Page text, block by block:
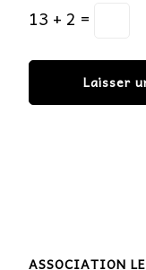
13 + 2 =
ASSOCIATION